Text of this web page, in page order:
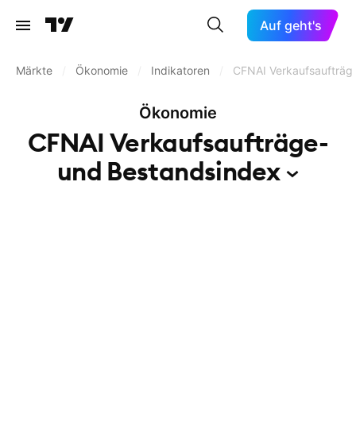
Auf geht's
Märkte Ökonomie Indikatoren CFNAI
Ökonomie
CFNAI Verkaufsaufträge-
und Bestandsindex